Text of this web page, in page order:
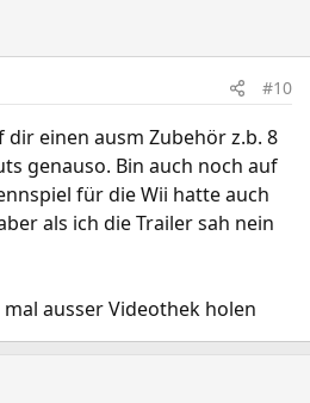
#10
dir einen ausm Zubehör z.b. 8
genauso. Bin auch noch auf
für die Wii hatte auch
als ich die Trailer sah nein
ausser Videothek holen